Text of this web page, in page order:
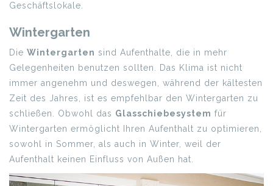
Geschäftslokale.
Wintergarten
Die Wintergarten sind Aufenthalte, die in mehr
Gelegenheiten benutzen sollten. Das Klima ist nicht
immer angenehm und deswegen, während der kältesten
Zeit des Jahres, ist es empfehlbar den Wintergarten zu
schließen. Obwohl das Glasschiebesystem für
Wintergarten ermöglicht Ihren Aufenthalt zu optimieren,
sowohl in Sommer, als auch in Winter, weil der
Aufenthalt keinen Einfluss von Außen hat.